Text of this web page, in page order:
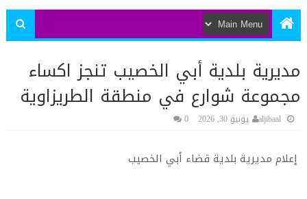
مديرية بلدية أبي الخصيب تنجز اكساء
مجموعة شوارع في منطقة الطريزاوية
aljibaal يونيو 30, 2026 0
إعلام مديرية بلدية قضاء أبي الخصيب